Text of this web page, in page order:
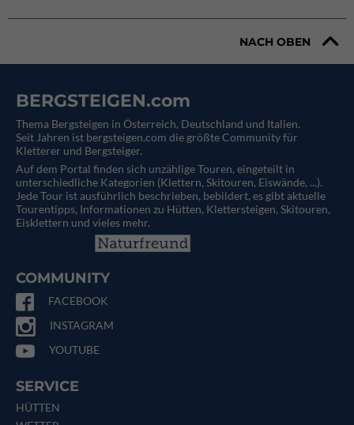
NACH OBEN
BERGSTEIGEN.com
Thema Bergsteigen in Österreich, Deutschland und Italien.
Seit Jahren ist bergsteigen.com die größte Community für
Kletterer und Bergsteiger.
Auf dem Portal finden sich unzählige Touren, eingeteilt in
unterschiedliche Kategorien (Klettern, Skitouren, Eiswände, ...).
Jede Tour ist ausführlich beschrieben, bebildert, es gibt aktuelle
Tourentipps, Informationen zu Hütten, Klettersteigen, Skitouren,
Eisklettern und vieles mehr.
COMMUNITY
FACEBOOK
INSTAGRAM
YOUTUBE
SERVICE
HÜTTEN